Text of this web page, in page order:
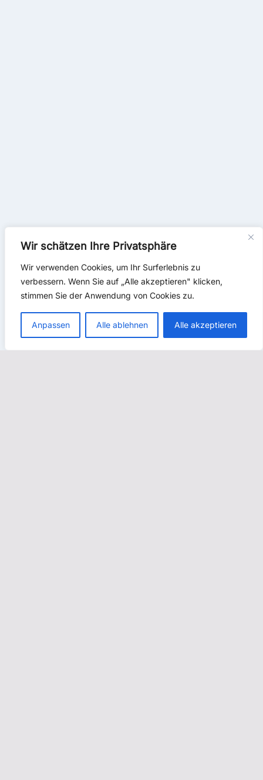
Wir schätzen Ihre Privatsphäre
Wir verwenden Cookies, um Ihr Surferlebnis zu
verbessern. Wenn Sie auf „Alle akzeptieren" klicken,
stimmen Sie der Anwendung von Cookies zu.
Anpassen Alle ablehnen Alle akzeptieren